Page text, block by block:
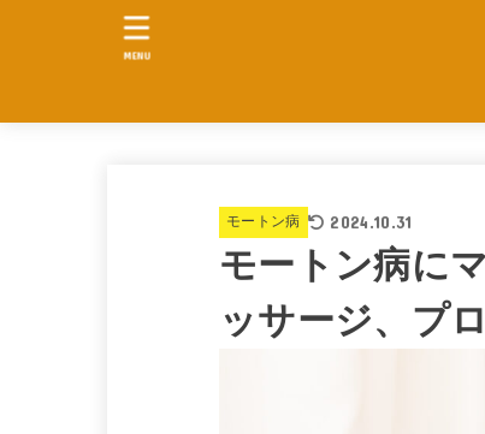
MENU
モートン病 2024.10.31
モートン病に
ッサージ、プ